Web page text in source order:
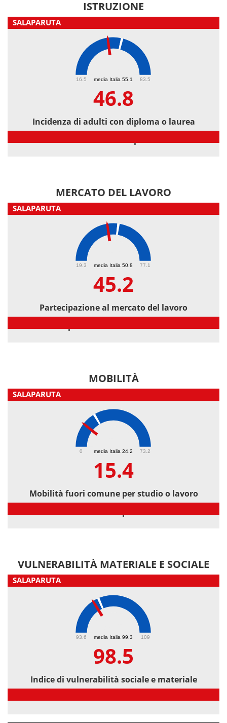
ISTRUZIONE
SALAPARUTA
media Italia 55.1
16.5 83.5
46.8
Incidenza di adulti con diploma o laurea
MERCATO DEL LAVORO
SALAPARUTA
media Italia 50.8
19.3 77.1
45.2
Partecipazione al mercato del lavoro
MOBILITÀ
SALAPARUTA
media Italia 24.2
0 73.2
15.4
Mobilità fuori comune per studio o lavoro
VULNERABILITÀ MATERIALE E SOCIALE
SALAPARUTA
media Italia 99.3
93.6 109
98.5
Indice di vulnerabilità sociale e materiale